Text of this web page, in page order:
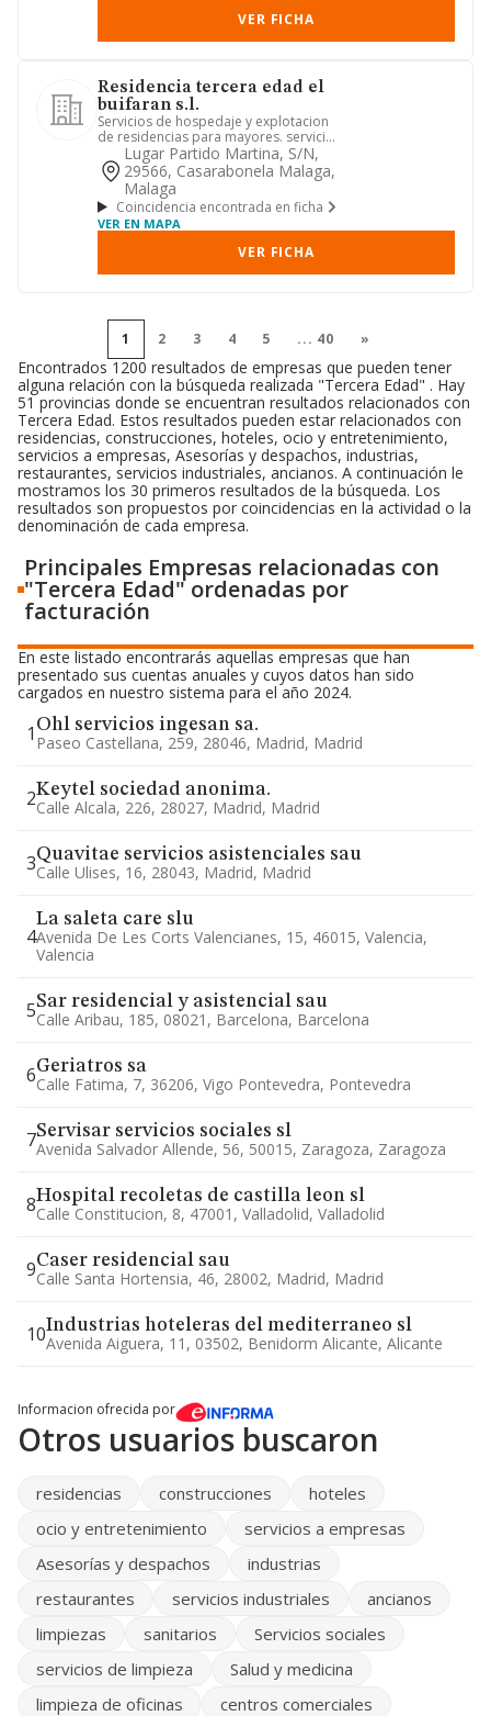
VER FICHA
Residencia tercera edad el
buifaran s.l.
Servicios de hospedaje y explotacion
de residencias para mayores. servicios
en bares, cafeterias, r...
Lugar Partido Martina, S/n,
29566, Casarabonela Malaga,
Malaga
Coincidencia encontrada en ficha
VER EN MAPA
VER FICHA
1 2 3 4 5 ... 40 »
Encontrados 1200 resultados de empresas que pueden tener
alguna relación con la búsqueda realizada "Tercera Edad" . Hay
51 provincias donde se encuentran resultados relacionados con
Tercera Edad. Estos resultados pueden estar relacionados con
residencias, construcciones, hoteles, ocio y entretenimiento,
servicios a empresas, Asesorías y despachos, industrias,
restaurantes, servicios industriales, ancianos. A continuación le
mostramos los 30 primeros resultados de la búsqueda. Los
resultados son propuestos por coincidencias en la actividad o la
denominación de cada empresa.
Principales Empresas relacionadas con
"Tercera Edad" ordenadas por
facturación
En este listado encontrarás aquellas empresas que han
presentado sus cuentas anuales y cuyos datos han sido
cargados en nuestro sistema para el año 2024.
1 Ohl servicios ingesan sa.
Paseo Castellana, 259, 28046, Madrid, Madrid
2Keytel sociedad anonima.
Calle Alcala, 226, 28027, Madrid, Madrid
3Quavitae servicios asistenciales sau
Calle Ulises, 16, 28043, Madrid, Madrid
4
La saleta care slu
Avenida De Les Corts Valencianes, 15, 46015, Valencia,
Valencia
5Sar residencial y asistencial sau
Calle Aribau, 185, 08021, Barcelona, Barcelona
6Geriatros sa
Calle Fatima, 7, 36206, Vigo Pontevedra, Pontevedra
7Servisar servicios sociales sl
Avenida Salvador Allende, 56, 50015, Zaragoza, Zaragoza
8Hospital recoletas de castilla leon sl
Calle Constitucion, 8, 47001, Valladolid, Valladolid
9Caser residencial sau
Calle Santa Hortensia, 46, 28002, Madrid, Madrid
10Industrias hoteleras del mediterraneo sl
Avenida Aiguera, 11, 03502, Benidorm Alicante, Alicante
Informacion ofrecida por
Otros usuarios buscaron
residencias construcciones
hoteles
ocio y entretenimiento
servicios a empresas
Asesorías y despachos
industrias
restaurantes
servicios industriales
ancianos
limpiezas
sanitarios
Servicios sociales
servicios de limpieza
Salud y medicina
limpieza de oficinas
centros comerciales